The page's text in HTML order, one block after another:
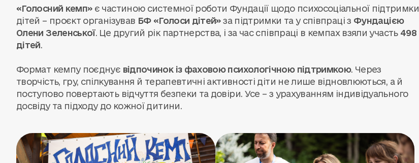
«Голосний кемп»є частиною системної роботи Фундації щодо психосоціальної підтримки
дітей – проєкт організував БФ «Голоси дітей»за підтримки та у співпраці з Фундацією
Олени Зеленської. Це другий рік партнерства, і за час співпраці в кемпах взяли участь 498
дітей.
Формат кемпу поєднує відпочинок із фаховою психологічною підтримкою. Через
творчість, гру, спілкування й терапевтичні активності діти не лише відновлюються, а й
поступово повертають відчуття безпеки та довіри. Усе – з урахуванням індивідуального
досвіду та підходу до кожної дитини.